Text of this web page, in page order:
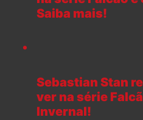
Saiba mais!
Sebastian Stan
ver na série
Invernal!